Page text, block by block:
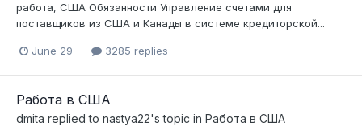
работа, США Обязанности Управление счетами для
поставщиков из США и Канады в системе кредиторской...
June 29 3285 replies
Работа в США
dmita replied to nastya22's topic in Работа в США